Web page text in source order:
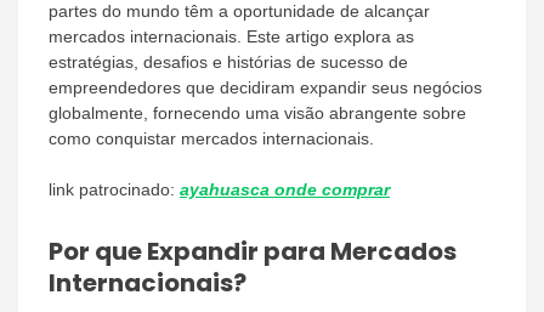
partes do mundo têm a oportunidade de alcançar
mercados internacionais. Este artigo explora as
estratégias, desafios e histórias de sucesso de
empreendedores que decidiram expandir seus negócios
globalmente, fornecendo uma visão abrangente sobre
como conquistar mercados internacionais.
link patrocinado: ayahuasca onde comprar
Por que Expandir para Mercados
Internacionais?